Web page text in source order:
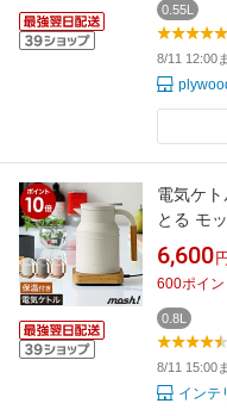
ック 送料
0.55L
8/11 12:00
電気ケ
とる モ
しポッ
おさゆ
北欧 ミ
し コン
6,600 円
600ポイン
0.8L
8/11 15:00
インテ